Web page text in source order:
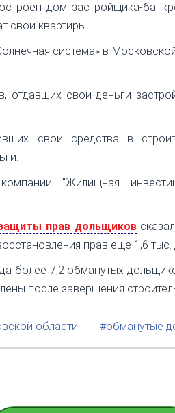
дом застройщика-
свои квартиры.
система» в
отдавших свои деньги
свои средства в
"Жилищная
прав дольщиков
прав еще 1,6
более 7,2 обманутых
после завершения
области #обманутые